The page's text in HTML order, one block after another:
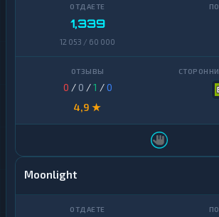
1,339
12 053 / 60 000
0 / 0 /1 /0
4,9 ★
Moonlight